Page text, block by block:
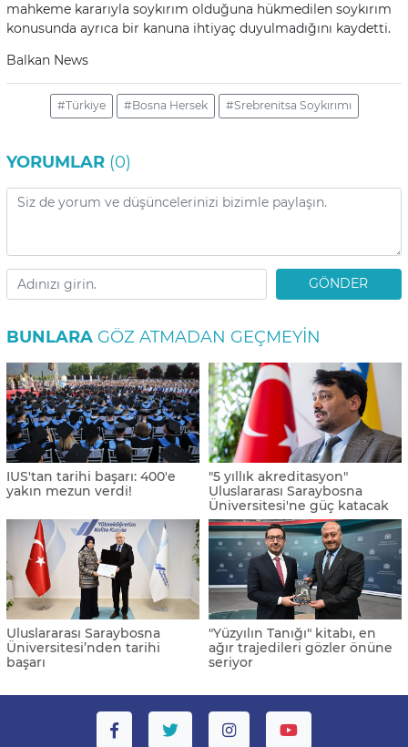
mahkeme kararıyla soykırım olduğuna hükmedilen soykırım
konusunda ayrıca bir kanuna ihtiyaç duyulmadığını kaydetti.
Balkan News
#Türkiye #Bosna Hersek #Srebrenitsa Soykırımı
YORUMLAR (0)
GÖNDER
BUNLARA GÖZ ATMADAN GEÇMEYIN
IUS'tan tarihi başarı: 400'e
yakın mezun verdi!
"5 yıllık akreditasyon"
Uluslararası Saraybosna
Üniversitesi'ne güç katacak
Uluslararası Saraybosna
Üniversitesi’nden tarihi
başarı
"Yüzyılın Tanığı" kitabı, en
ağır trajedileri gözler önüne
seriyor